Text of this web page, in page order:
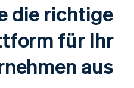
die richtige
für Ihr
aus